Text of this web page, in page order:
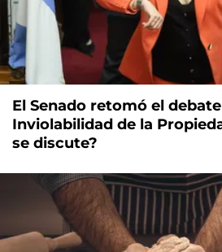
El Senado retomó el
Inviolabilidad de la
se discute?